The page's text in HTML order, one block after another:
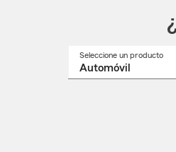
Seleccione un producto